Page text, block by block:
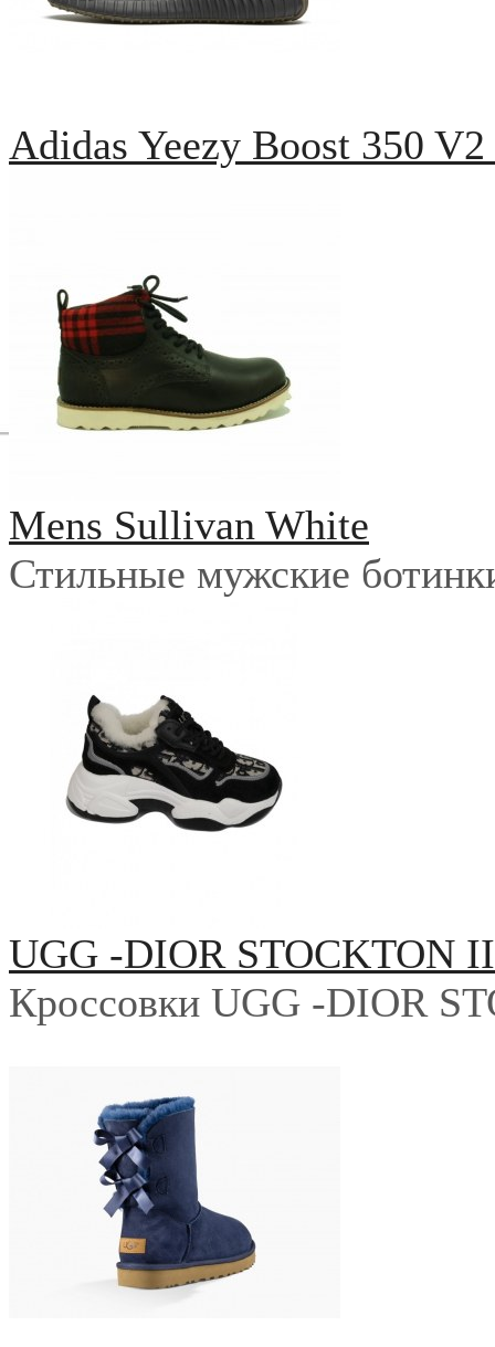
Adidas Yeezy Boost 350
Mens Sullivan White
Стильные мужские
UGG -DIOR STOCKTON
Кроссовки UGG -DIOR